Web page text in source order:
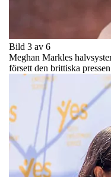
Bild 3 av 6
Meghan Markles
försett den brittiska